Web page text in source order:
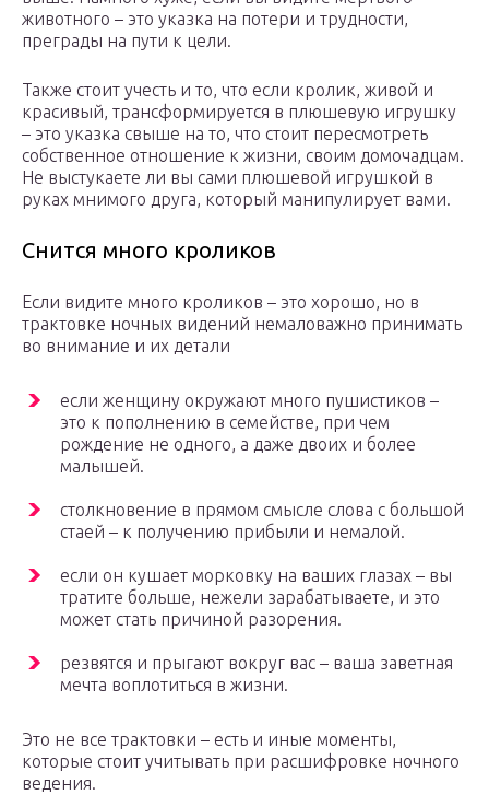
животного – это указка на потери и трудности,
преграды на пути к цели.
Также стоит учесть и то, что если кролик, живой и
красивый, трансформируется в плюшевую игрушку
– это указка свыше на то, что стоит пересмотреть
собственное отношение к жизни, своим домочадцам.
Не выстукаете ли вы сами плюшевой игрушкой в
руках мнимого друга, который манипулирует вами.
Снится много кроликов
Если видите много кроликов – это хорошо, но в
трактовке ночных видений немаловажно принимать
во внимание и их детали
если женщину окружают много пушистиков –
это к пополнению в семействе, при чем
рождение не одного, а даже двоих и более
малышей.
столкновение в прямом смысле слова с большой
стаей – к получению прибыли и немалой.
если он кушает морковку на ваших глазах – вы
тратите больше, нежели зарабатываете, и это
может стать причиной разорения.
резвятся и прыгают вокруг вас – ваша заветная
мечта воплотиться в жизни.
Это не все трактовки – есть и иные моменты,
которые стоит учитывать при расшифровке ночного
ведения.